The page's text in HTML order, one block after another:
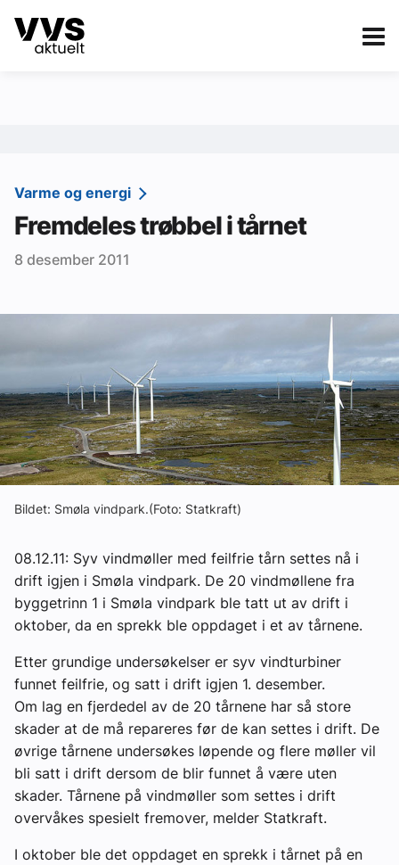
Kategorier
Sanitær
Ventilasjon
Varme og energi
Aktuelle prosjekter
Om VVS Aktuelt
Kontakt oss:
Abonner på fagbladet Byggfakta Nyheter
Kontakt oss
Tips oss
eBlad
Varme og energi
Fremdeles trøbbel i tårnet
8 desember 2011
Bildet: Smøla vindpark.(Foto: Statkraft)
08.12.11: Syv vindmøller med feilfrie tårn settes nå i
drift igjen i Smøla vindpark. De 20 vindmøllene fra
byggetrinn 1 i Smøla vindpark ble tatt ut av drift i
oktober, da en sprekk ble oppdaget i et av tårnene.
Etter grundige undersøkelser er syv vindturbiner
funnet feilfrie, og satt i drift igjen 1. desember.
Om lag en fjerdedel av de 20 tårnene har så store
skader at de må repareres før de kan settes i drift. De
øvrige tårnene undersøkes løpende og flere møller vil
bli satt i drift dersom de blir funnet å være uten
skader. Tårnene på vindmøller som settes i drift
overvåkes spesielt fremover, melder Statkraft.
I oktober ble det oppdaget en sprekk i tårnet på en